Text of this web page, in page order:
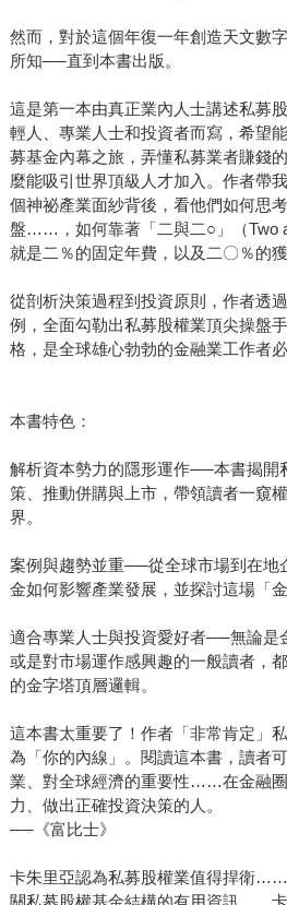
然而，對於這個年復一年創造天文數
所知──直到本書出版。
這是第一本由真正業內人士講述私募
輕人、專業人士和投資者而寫，希望
募基金內幕之旅，弄懂私募業者賺錢
麼能吸引世界頂級人才加入。作者帶
個神祕產業面紗背後，看他們如何思
盤……，如何靠著「二與二○」（Two
就是二％的固定年費，以及二〇％的
從剖析決策過程到投資原則，作者透
例，全面勾勒出私募股權業頂尖操盤
格，是全球雄心勃勃的金融業工作者
本書特色：
解析資本勢力的隱形運作──本書揭開
策、推動併購與上市，帶領讀者一窺
界。
案例與趨勢並重──從全球市場到在地
金如何影響產業發展，並探討這場「
適合專業人士與投資愛好者──無論是
或是對市場運作感興趣的一般讀者，
的金字塔頂層邏輯。
這本書太重要了！作者「非常肯定」
為「你的內線」。閱讀這本書，讀者
業、對全球經濟的重要性……在金融
力、做出正確投資決策的人。
──《富比士》
卡朱里亞認為私募股權業值得捍衛
關私募股權基金結構的有用資訊……